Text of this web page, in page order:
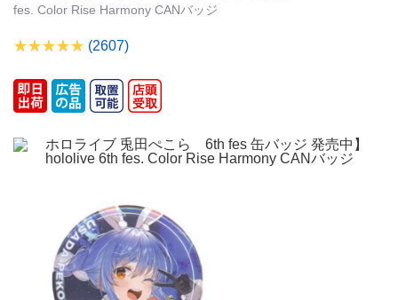
fes. Color Rise Harmony CANバッジ
(2607)